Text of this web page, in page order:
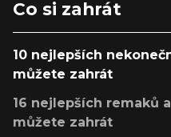
Co si zahrát
10 nejlepších
můžete zahrát
16 nejlepších remaků
můžete zahrát